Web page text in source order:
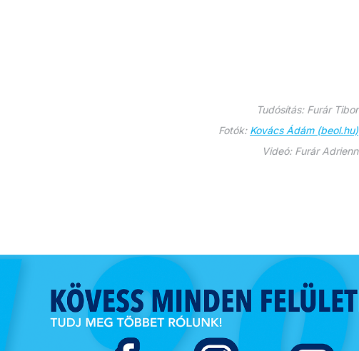
Tudósítás: Furár Tibor
Fotók: Kovács Ádám (beol.hu)
Videó: Furár Adrienn